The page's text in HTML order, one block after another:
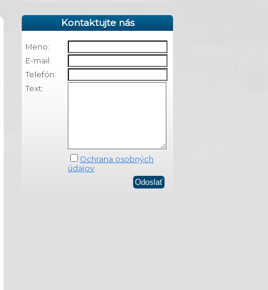
Kontaktujte nás
Meno:
E-mail:
Telefón:
Text:
Ochrana osobných
údajov